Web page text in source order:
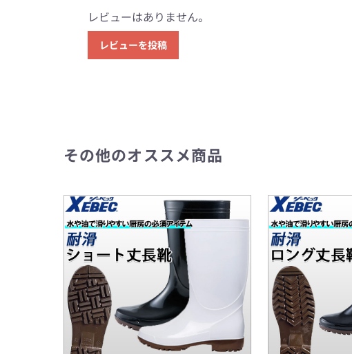
レビューはありません。
レビューを投稿
その他のオススメ商品